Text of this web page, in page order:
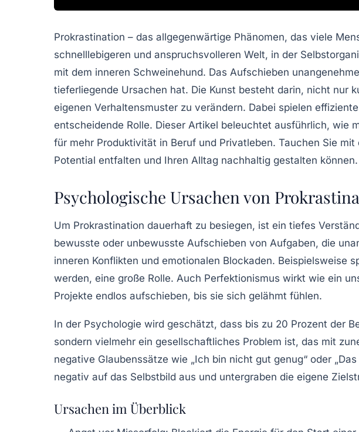
Prokrastination – das allgegenwärtige Phänomen, das viele
schnelllebigeren und anspruchsvolleren Welt, in der
mit dem inneren Schweinehund. Das Aufschieben
tieferliegende Ursachen hat. Die Kunst besteht darin, nicht nur
eigenen Verhaltensmuster zu verändern. Dabei spielen
entscheidende Rolle. Dieser Artikel beleuchtet ausführlich, wie
für mehr Produktivität in Beruf und Privatleben. Tauchen Sie
Potential entfalten und Ihren Alltag nachhaltig gestalten können.
Psychologische Ursachen von
Um Prokrastination dauerhaft zu besiegen, ist ein tiefes
bewusste oder unbewusste Aufschieben von Aufgaben, die
inneren Konflikten und emotionalen Blockaden. Beispielsweise
werden, eine große Rolle. Auch Perfektionismus wirkt wie ein
Projekte endlos aufschieben, bis sie sich gelähmt fühlen.
In der Psychologie wird geschätzt, dass bis zu 20 Prozent der
sondern vielmehr ein gesellschaftliches Problem ist, das mit
negative Glaubenssätze wie „Ich bin nicht gut genug“ oder
negativ auf das Selbstbild aus und untergraben die eigene
Ursachen im Überblick